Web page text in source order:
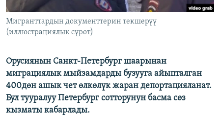
Мигранттардын документтерин текшерүү
(иллюстрациялык сүрөт)
Орусиянын Санкт-Петербург шаарынан
миграциялык мыйзамдарды бузууга айыпталган
400дөн ашык чет өлкөлүк жаран депортацияланат.
Бул тууралуу Петербург сотторунун басма сөз
кызматы кабарлады.